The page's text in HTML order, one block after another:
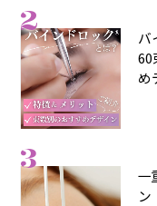
2
バ
60
め
3
一
ン